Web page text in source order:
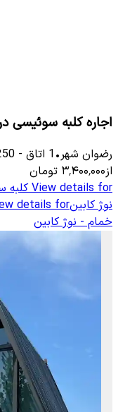
اجاره کلبه سوئیسی
رضوان شهر•
1 اتاق -
از۳٬۴۰۰٬۰۰۰ تومان
View details for کلبه
نوژ کابینdetails for
خمام - نوژ کابین